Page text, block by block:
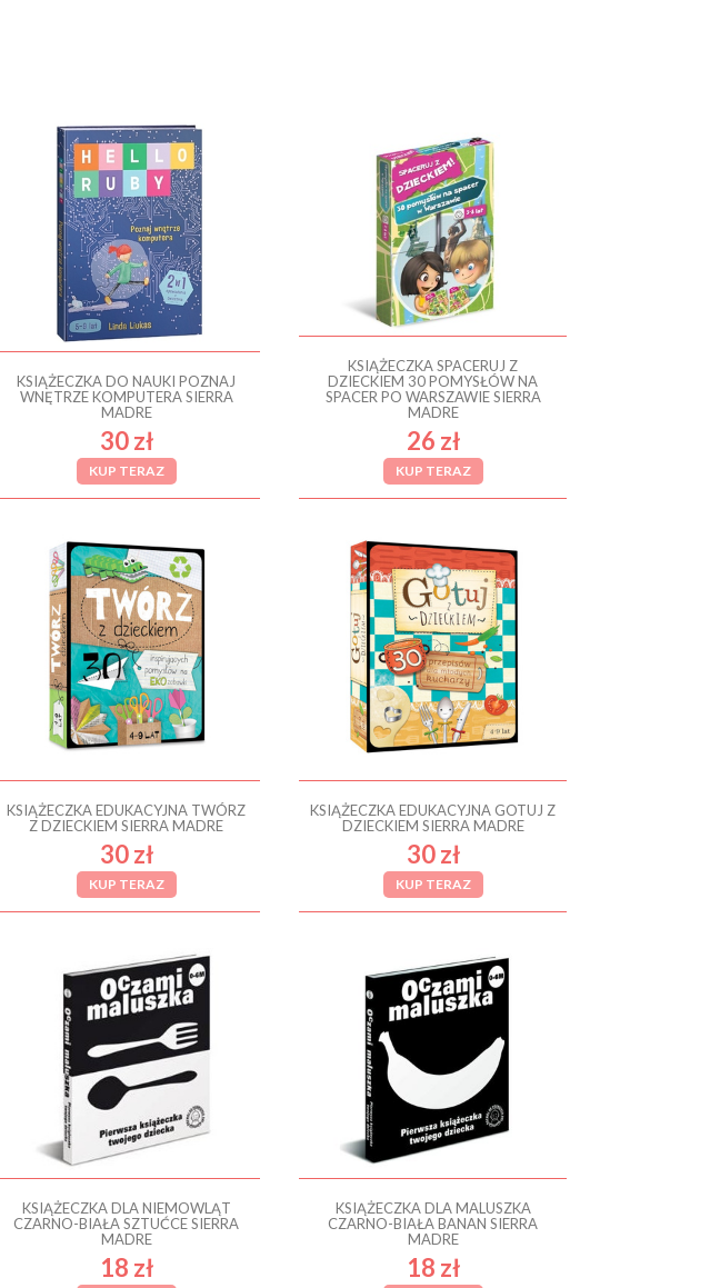
KSIĄŻECZKA DO NAUKI POZNAJ
WNĘTRZE KOMPUTERA SIERRA
MADRE
30 zł
KUP TERAZ
KSIĄŻECZKA SPACERUJ Z
DZIECKIEM 30 POMYSŁÓW NA
SPACER PO WARSZAWIE SIERRA
MADRE
26 zł
KUP TERAZ
KSIĄŻECZKA EDUKACYJNA TWÓRZ
Z DZIECKIEM SIERRA MADRE
30 zł
KUP TERAZ
KSIĄŻECZKA EDUKACYJNA GOTUJ Z
DZIECKIEM SIERRA MADRE
30 zł
KUP TERAZ
KSIĄŻECZKA DLA NIEMOWLĄT
CZARNO-BIAŁA SZTUĆCE SIERRA
MADRE
18 zł
KSIĄŻECZKA DLA MALUSZKA
CZARNO-BIAŁA BANAN SIERRA
MADRE
18 zł